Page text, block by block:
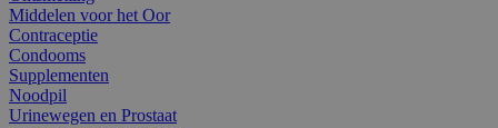
Middelen voor het Oor
Contraceptie
Condooms
Supplementen
Noodpil
Urinewegen en Prostaat